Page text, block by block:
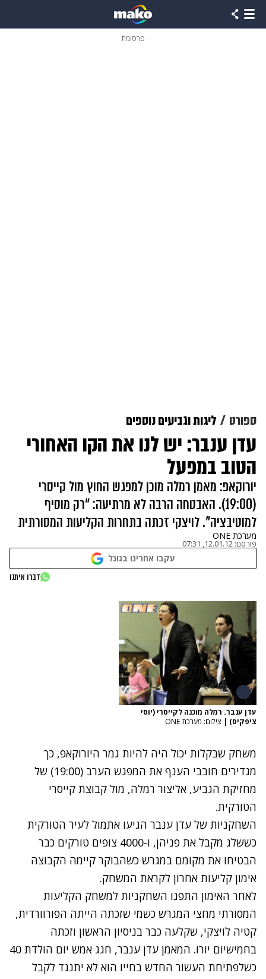
פרסומת
ספורט ליגות וגביעים נוספים
עדן ענבר: יש לנו את הקו האחורי
הטוב במפעל
יורוקאפ: מאמן רמלה מוכן למפגש החוץ מול קייסרי
(19:00). האבטחה הרבה לא מרתיעה: "רק מוסיף
למוטיבציה". לויצקי זכתה בתחרות הקליעות המסורתית
מערכת ONE
פורסם: 12.01.12, 07:31
עקבו אחרינו בגוגל
דברו איתנו
עדן ענבר. רמלה מוכנה לקייסרי (יוסי
ציפקיס) | צילום: מערכת ONE
משחק שבקלות יכול היה להיות גמר היורוקאפ, כך
מגדירים חובבי הענף את המפגש הערב (19:00) של
מחזיקת הגביע, אליצור רמלה, מול קבוצת קייסרי
הטורקית.
השחקניות של עדן ענבר הגיעו אתמול לעיר הטורקית
כששלג מקבל את פניהן, ו-4000 צופים טורקים כבר
הבטיחו את מקומם במגרש כשהבוקר קיימה הקבוצה
אימון קליעות אחרון לקראת המשחק.
לאחר האימון התפנו השחקניות למשחק הקליעות
המסורתי מחצי המגרש כשמי שזכתה הייתה הפורוורדית,
קטיה לויצקי, שקלעה כבר בניסיון הראשון וזכתה
בחמישיום יורו. המאמן עדן ענבר, חגג אמש יום הולדת 40
כשלפתיחת העשור החדש בחייו הוא לא יתנגד לקבל